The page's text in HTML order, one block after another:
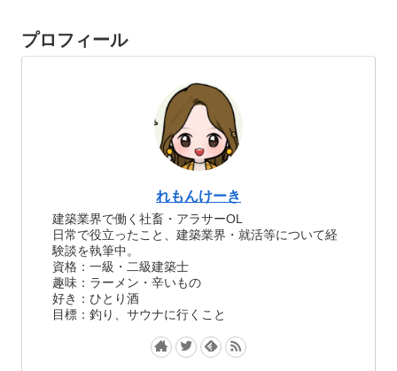
プロフィール
れもんけーき
建築業界で働く社畜・アラサーOL
日常で役立ったこと、建築業界・就活等について経
験談を執筆中。
資格：一級・二級建築士
趣味：ラーメン・辛いもの
好き：ひとり酒
目標：釣り、サウナに行くこと